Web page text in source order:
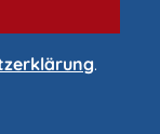
.